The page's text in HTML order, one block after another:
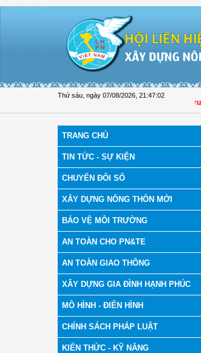
Thứ sáu, ngày 07/08/2026 21:47:03
Hội LHPN tỉnh Đồng Tháp tuyên
TRANG CHỦ
TIN TỨC - SỰ KIỆN
CHUYỂN ĐỔI SỐ
XÂY DỰNG NÔNG THÔN MỚI
BẢO VỆ MÔI TRƯỜNG
AN TOÀN CHO PN&TE
AN TOÀN GIAO THÔNG
XÂY DỰNG GIA ĐÌNH HẠNH PHÚC
MÔ HÌNH - ĐIỂN HÌNH
CHÍNH SÁCH PHÁP LUẬT
KIẾN THỨC - KỸ NĂNG